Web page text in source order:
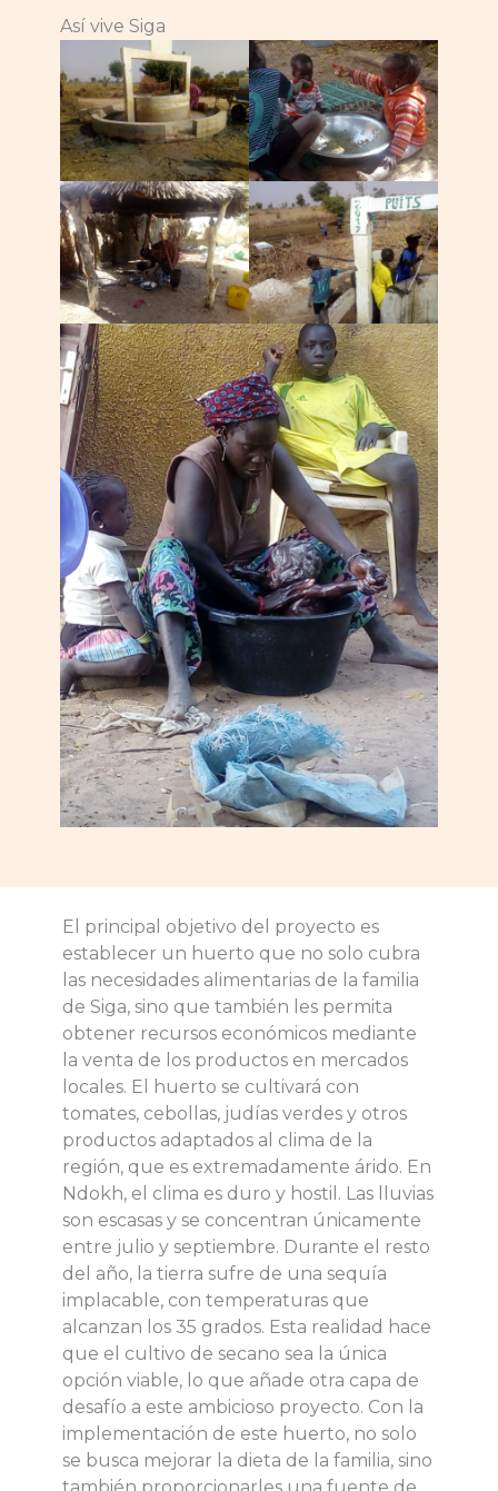
Así vive Siga
El principal objetivo del proyecto es
establecer un huerto que no solo cubra
las necesidades alimentarias de la familia
de Siga, sino que también les permita
obtener recursos económicos mediante
la venta de los productos en mercados
locales. El huerto se cultivará con
tomates, cebollas, judías verdes y otros
productos adaptados al clima de la
región, que es extremadamente árido. En
Ndokh, el clima es duro y hostil. Las lluvias
son escasas y se concentran únicamente
entre julio y septiembre. Durante el resto
del año, la tierra sufre de una sequía
implacable, con temperaturas que
alcanzan los 35 grados. Esta realidad hace
que el cultivo de secano sea la única
opción viable, lo que añade otra capa de
desafío a este ambicioso proyecto. Con la
implementación de este huerto, no solo
se busca mejorar la dieta de la familia, sino